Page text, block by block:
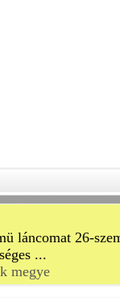
láncomat 26-
...
megye